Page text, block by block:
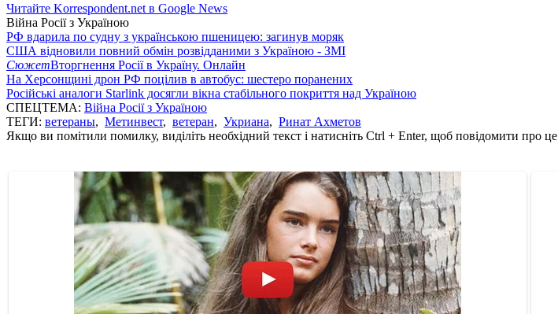
Читайте Korrespondent.net в Google News
Війна Росії з Україною
РФ вдарила по судну з українською пшеницею: загинув моряк
США відновили повний обмін розвідданими з Україною - ЗМІ
СюжетВторгнення Росії в Україну. Онлайн
На Херсонщині дрон РФ поцілив в автобус: шестеро поранених
Російські аналоги Starlink досягли вікна стабільного покриття над Україною
СПЕЦТЕМА: Війна Росії з Україною
ТЕГИ: ветераны, Метинвест, ветеран, Укриана, Ринат Ахметов
Якщо ви помітили помилку, виділіть необхідний текст і натисніть Ctrl + Enter, щоб повідомити про